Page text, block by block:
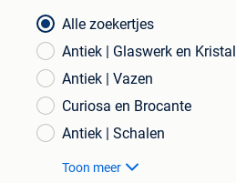
Alle zoekertjes
Antiek | Glaswerk en Kristal
Antiek | Vazen
Curiosa en Brocante
Antiek | Schalen
Toon meer